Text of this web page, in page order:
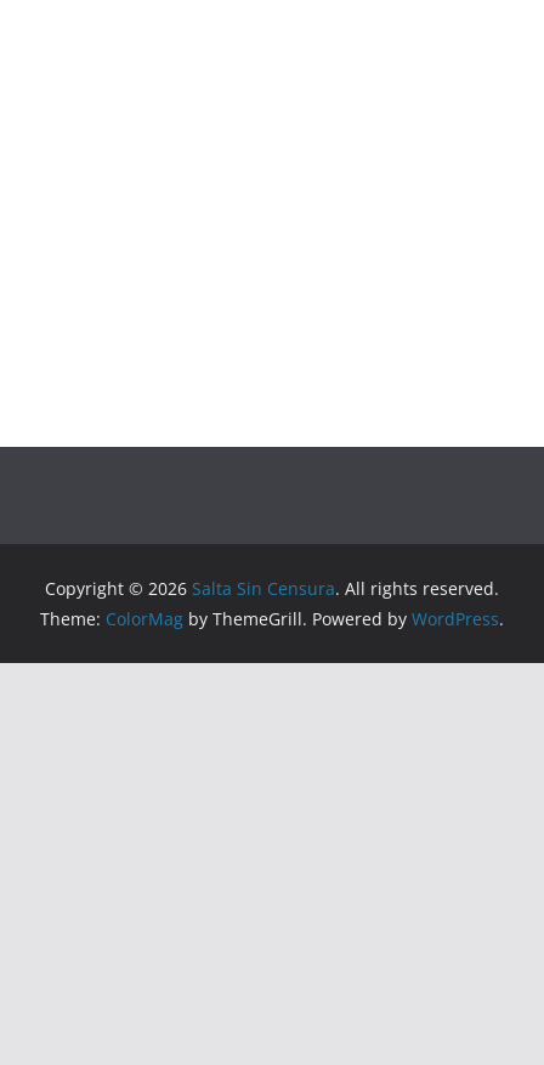
Copyright © 2026 Salta Sin Censura. All rights reserved.
Theme: ColorMag by ThemeGrill. Powered by WordPress.